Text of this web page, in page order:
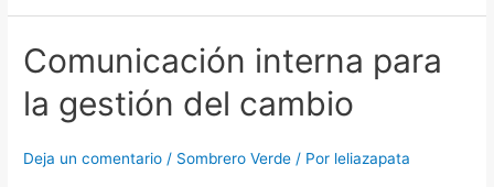
Comunicación interna para
la gestión del cambio
Deja un comentario / Sombrero Verde / Por leliazapata
Comunicación
interna
para
gestión